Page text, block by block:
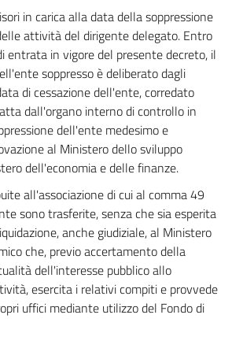
in carica alla data della soppressione
attività del dirigente delegato. Entro
entrata in vigore del presente decreto, il
soppresso è deliberato dagli
di cessazione dell'ente, corredato
dall'organo interno di controllo in
dell'ente medesimo e
al Ministero dello sviluppo
dell'economia e delle finanze.
all'associazione di cui al comma 49
sono trasferite, senza che sia esperita
anche giudiziale, al Ministero
che, previo accertamento della
dell'interesse pubblico allo
esercita i relativi compiti e provvede
uffici mediante utilizzo del Fondo di